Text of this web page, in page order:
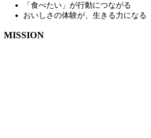
「食べたい」が行動につながる
おいしさの体験が、生きる力になる
MISSION